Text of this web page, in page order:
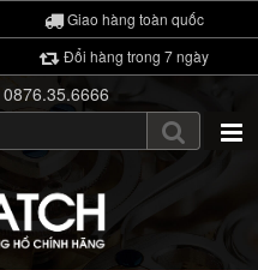
Giao hàng toàn quốc
Đổi hàng trong 7 ngày